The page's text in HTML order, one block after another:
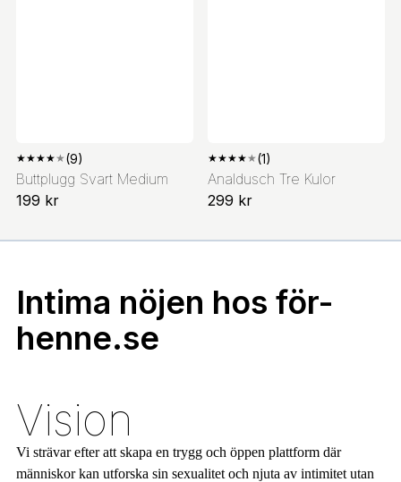
★★★★★(9)
Buttplugg Svart Medium
199 kr
★★★★★(1)
Analdusch Tre Kulor
299 kr
Intima nöjen hos för-
henne.se
Vision
Vi strävar efter att skapa en trygg och öppen plattform där
människor kan utforska sin sexualitet och njuta av intimitet utan